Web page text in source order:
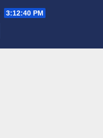
3:12:41 PM